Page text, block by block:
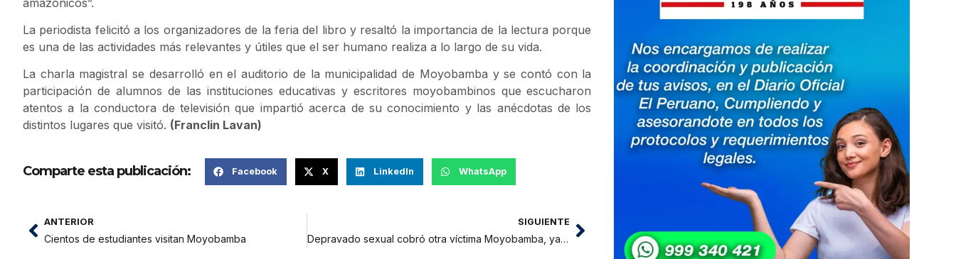
La periodista felicitó a los organizadores de la feria del libro y resaltó la importancia de la lectura porque
es una de las actividades más relevantes y útiles que el ser humano realiza a lo largo de su vida.
La charla magistral se desarrolló en el auditorio de la municipalidad de Moyobamba y se contó con la
participación de alumnos de las instituciones educativas y escritores moyobambinos que escucharon
atentos a la conductora de televisión que impartió acerca de su conocimiento y las anécdotas de los
distintos lugares que visitó. (Franclin Lavan)
Comparte esta publicación: Facebook X LinkedIn WhatsApp
ANTERIOR
Cientos de estudiantes visitan Moyobamba
SIGUIENTE
Depravado sexual cobró otra víctima Moyobamba, ya van 6 niñas ultrajadas